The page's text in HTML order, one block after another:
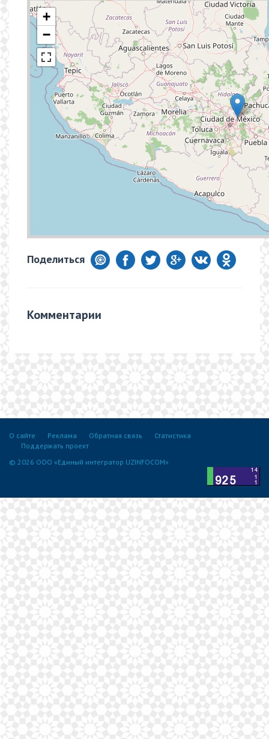
+
−
Поделиться
Комментарии
О сайте Реклама Обратная связь
Статистика
Поддержать проект
© 2026 ООО «Единый интегратор UZINFOCOM»